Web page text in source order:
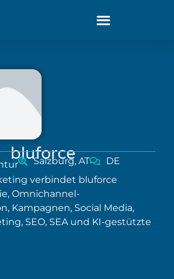
bluforce
Salzburg, AT
DE
verbindet bluforce
Omnichannel-
Kampagnen, Social Media,
SEO, SEA und KI-gestützte